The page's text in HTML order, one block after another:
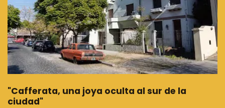
"Cafferata, una joya oculta al sur de la
ciudad"